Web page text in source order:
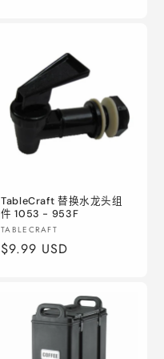
TableCraft 替换水龙头组
件 1053 - 953F
厂
商：
TABLECRAFT
常
$9.99 USD